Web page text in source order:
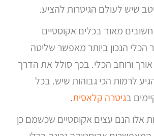
שיש לעולם הגיטרות להציע.
מאוד בכלים אקוסטיים
הנכון ביותר מאפשר שליטה
ורוחב הכלי. בכך סולל את הדרך
לרמות הכי גבוהות שיש. בכל
בגיטרה קלאסית.
אלו הנם עצים אקוסטיים שכשמם כן